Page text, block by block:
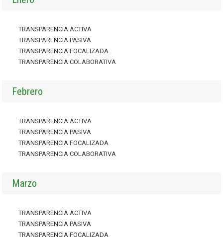
TRANSPARENCIA ACTIVA
TRANSPARENCIA PASIVA
TRANSPARENCIA FOCALIZADA
TRANSPARENCIA COLABORATIVA
Febrero
TRANSPARENCIA ACTIVA
TRANSPARENCIA PASIVA
TRANSPARENCIA FOCALIZADA
TRANSPARENCIA COLABORATIVA
Marzo
TRANSPARENCIA ACTIVA
TRANSPARENCIA PASIVA
TRANSPARENCIA FOCALIZADA